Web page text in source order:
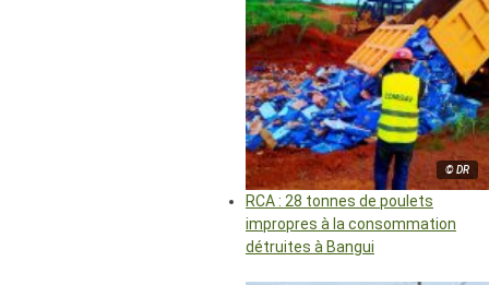
© DR
RCA : 28 tonnes de poulets
impropres à la consommation
détruites à Bangui